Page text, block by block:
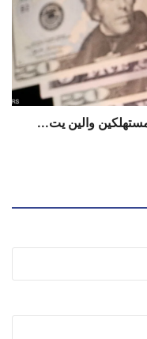
والين يت...